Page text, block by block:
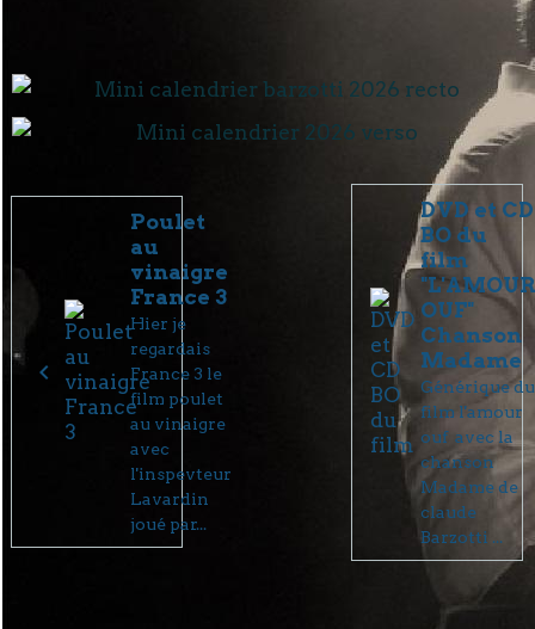
Poulet
au
vinaigre
France 3
Hier je
regardais
France 3 le
film poulet
au vinaigre
avec
l'inspevteur
Lavardin
joué par...
DVD et CD
BO du
film
OUF"
Chanson
Madame
Générique du
film l'amour
ouf avec la
chanson
Madame de
claude
Barzotti ...